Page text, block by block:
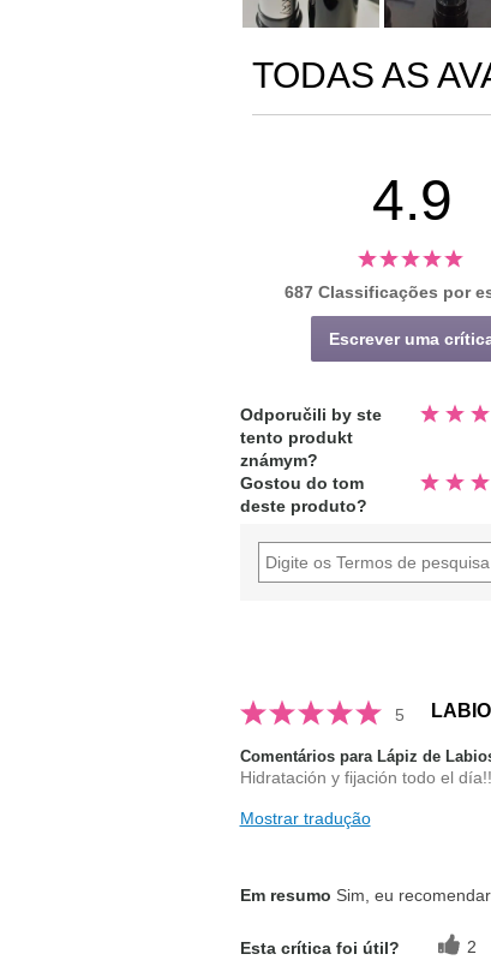
TODAS AS
4.9
687 Classificações por
Escrever uma
Odporučili by ste
tento produkt
známym?
Avaliado
4.8
estrelas
Gostou do tom
deste produto?
Avaliado
4.9
5
Comentários para Lápiz de
Hidratación y fijación todo el día!!
Mostrar tradução
Em resumo Sim, eu
Esta crítica foi útil? 2